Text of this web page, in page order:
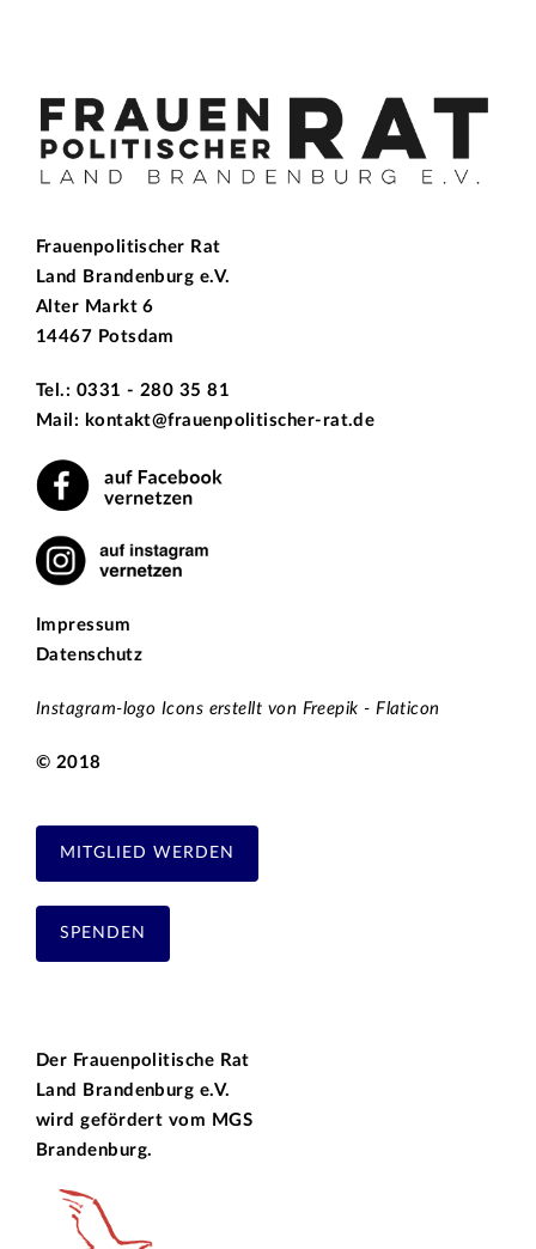
Frauenpolitischer Rat
Land Brandenburg e.V.
Alter Markt 6
14467 Potsdam
Tel.: 0331 - 280 35 81
Mail: kontakt@frauenpolitischer-rat.de
Impressum
Datenschutz
Instagram-logo Icons erstellt von Freepik - Flaticon
© 2018
MITGLIED WERDEN
SPENDEN
Der Frauenpolitische Rat
Land Brandenburg e.V.
wird gefördert vom MGS
Brandenburg.